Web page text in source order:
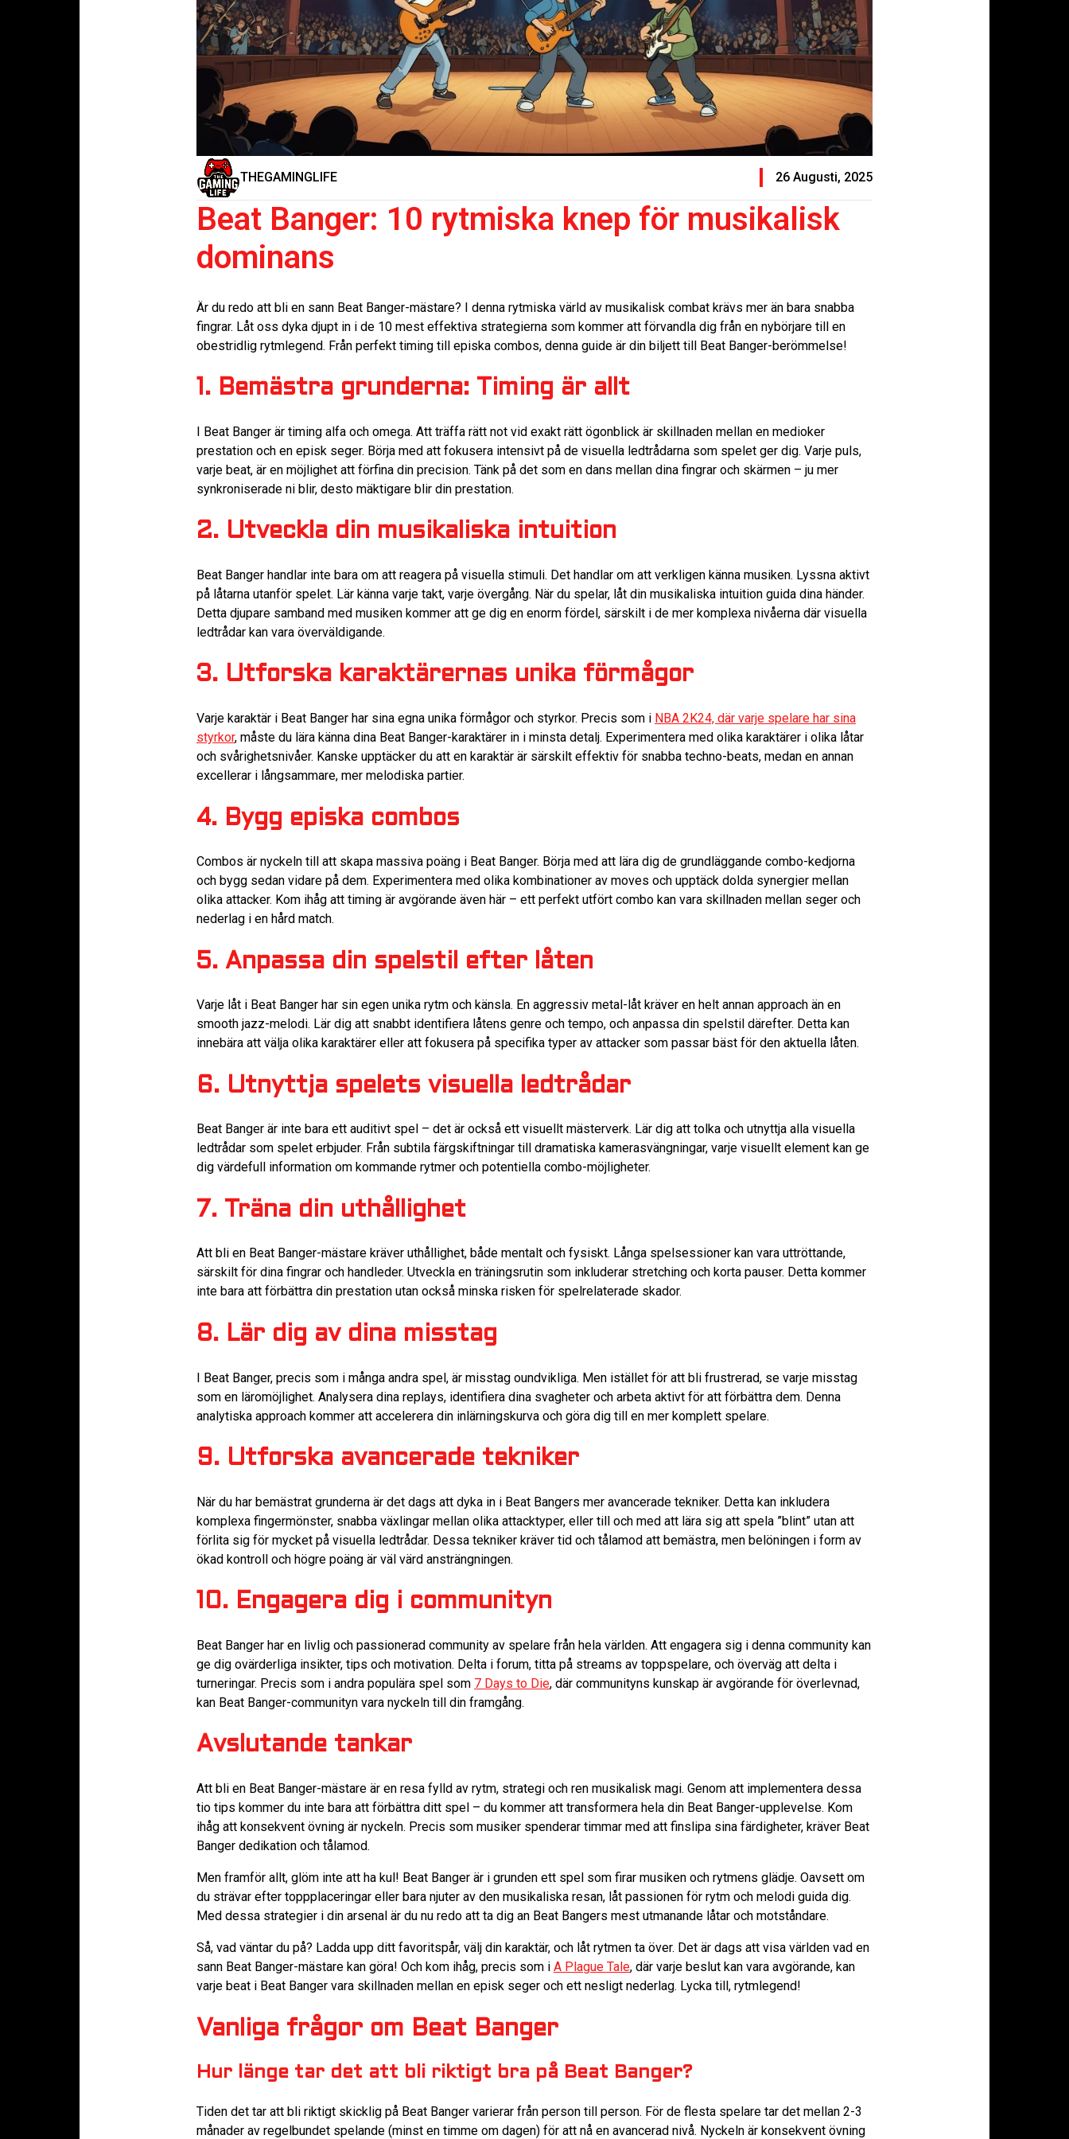
THEGAMINGLIFE 26 Augusti, 2025
Beat Banger: 10 rytmiska knep för musikalisk
dominans
Är du redo att bli en sann Beat Banger-mästare? I denna rytmiska värld av musikalisk combat krävs mer än bara snabba
fingrar. Låt oss dyka djupt in i de 10 mest effektiva strategierna som kommer att förvandla dig från en nybörjare till en
obestridlig rytmlegend. Från perfekt timing till episka combos, denna guide är din biljett till Beat Banger-berömmelse!
1. Bemästra grunderna: Timing är allt
I Beat Banger är timing alfa och omega. Att träffa rätt not vid exakt rätt ögonblick är skillnaden mellan en medioker
prestation och en episk seger. Börja med att fokusera intensivt på de visuella ledtrådarna som spelet ger dig. Varje puls,
varje beat, är en möjlighet att förfina din precision. Tänk på det som en dans mellan dina fingrar och skärmen – ju mer
synkroniserade ni blir, desto mäktigare blir din prestation.
2. Utveckla din musikaliska intuition
Beat Banger handlar inte bara om att reagera på visuella stimuli. Det handlar om att verkligen känna musiken. Lyssna aktivt
på låtarna utanför spelet. Lär känna varje takt, varje övergång. När du spelar, låt din musikaliska intuition guida dina händer.
Detta djupare samband med musiken kommer att ge dig en enorm fördel, särskilt i de mer komplexa nivåerna där visuella
ledtrådar kan vara överväldigande.
3. Utforska karaktärernas unika förmågor
Varje karaktär i Beat Banger har sina egna unika förmågor och styrkor. Precis som i NBA 2K24, där varje spelare har sina
styrkor, måste du lära känna dina Beat Banger-karaktärer in i minsta detalj. Experimentera med olika karaktärer i olika låtar
och svårighetsnivåer. Kanske upptäcker du att en karaktär är särskilt effektiv för snabba techno-beats, medan en annan
excellerar i långsammare, mer melodiska partier.
4. Bygg episka combos
Combos är nyckeln till att skapa massiva poäng i Beat Banger. Börja med att lära dig de grundläggande combo-kedjorna
och bygg sedan vidare på dem. Experimentera med olika kombinationer av moves och upptäck dolda synergier mellan
olika attacker. Kom ihåg att timing är avgörande även här – ett perfekt utfört combo kan vara skillnaden mellan seger och
nederlag i en hård match.
5. Anpassa din spelstil efter låten
Varje låt i Beat Banger har sin egen unika rytm och känsla. En aggressiv metal-låt kräver en helt annan approach än en
smooth jazz-melodi. Lär dig att snabbt identifiera låtens genre och tempo, och anpassa din spelstil därefter. Detta kan
innebära att välja olika karaktärer eller att fokusera på specifika typer av attacker som passar bäst för den aktuella låten.
6. Utnyttja spelets visuella ledtrådar
Beat Banger är inte bara ett auditivt spel – det är också ett visuellt mästerverk. Lär dig att tolka och utnyttja alla visuella
ledtrådar som spelet erbjuder. Från subtila färgskiftningar till dramatiska kamerasvängningar, varje visuellt element kan ge
dig värdefull information om kommande rytmer och potentiella combo-möjligheter.
7. Träna din uthållighet
Att bli en Beat Banger-mästare kräver uthållighet, både mentalt och fysiskt. Långa spelsessioner kan vara uttröttande,
särskilt för dina fingrar och handleder. Utveckla en träningsrutin som inkluderar stretching och korta pauser. Detta kommer
inte bara att förbättra din prestation utan också minska risken för spelrelaterade skador.
8. Lär dig av dina misstag
I Beat Banger, precis som i många andra spel, är misstag oundvikliga. Men istället för att bli frustrerad, se varje misstag
som en läromöjlighet. Analysera dina replays, identifiera dina svagheter och arbeta aktivt för att förbättra dem. Denna
analytiska approach kommer att accelerera din inlärningskurva och göra dig till en mer komplett spelare.
9. Utforska avancerade tekniker
När du har bemästrat grunderna är det dags att dyka in i Beat Bangers mer avancerade tekniker. Detta kan inkludera
komplexa fingermönster, snabba växlingar mellan olika attacktyper, eller till och med att lära sig att spela ”blint” utan att
förlita sig för mycket på visuella ledtrådar. Dessa tekniker kräver tid och tålamod att bemästra, men belöningen i form av
ökad kontroll och högre poäng är väl värd ansträngningen.
10. Engagera dig i communityn
Beat Banger har en livlig och passionerad community av spelare från hela världen. Att engagera sig i denna community kan
ge dig ovärderliga insikter, tips och motivation. Delta i forum, titta på streams av toppspelare, och överväg att delta i
turneringar. Precis som i andra populära spel som 7 Days to Die, där communityns kunskap är avgörande för överlevnad,
kan Beat Banger-communityn vara nyckeln till din framgång.
Avslutande tankar
Att bli en Beat Banger-mästare är en resa fylld av rytm, strategi och ren musikalisk magi. Genom att implementera dessa
tio tips kommer du inte bara att förbättra ditt spel – du kommer att transformera hela din Beat Banger-upplevelse. Kom
ihåg att konsekvent övning är nyckeln. Precis som musiker spenderar timmar med att finslipa sina färdigheter, kräver Beat
Banger dedikation och tålamod.
Men framför allt, glöm inte att ha kul! Beat Banger är i grunden ett spel som firar musiken och rytmens glädje. Oavsett om
du strävar efter toppplaceringar eller bara njuter av den musikaliska resan, låt passionen för rytm och melodi guida dig.
Med dessa strategier i din arsenal är du nu redo att ta dig an Beat Bangers mest utmanande låtar och motståndare.
Så, vad väntar du på? Ladda upp ditt favoritspår, välj din karaktär, och låt rytmen ta över. Det är dags att visa världen vad en
sann Beat Banger-mästare kan göra! Och kom ihåg, precis som i A Plague Tale, där varje beslut kan vara avgörande, kan
varje beat i Beat Banger vara skillnaden mellan en episk seger och ett nesligt nederlag. Lycka till, rytmlegend!
Vanliga frågor om Beat Banger
Hur länge tar det att bli riktigt bra på Beat Banger?
Tiden det tar att bli riktigt skicklig på Beat Banger varierar från person till person. För de flesta spelare tar det mellan 2-3
månader av regelbundet spelande (minst en timme om dagen) för att nå en avancerad nivå. Nyckeln är konsekvent övning